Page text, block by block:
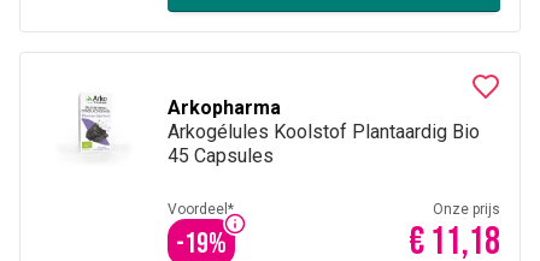
Arkopharma
Arkogélules Koolstof Plantaardig Bio
45 Capsules
Voordeel*
-19%
Onze prijs
€ 11,18